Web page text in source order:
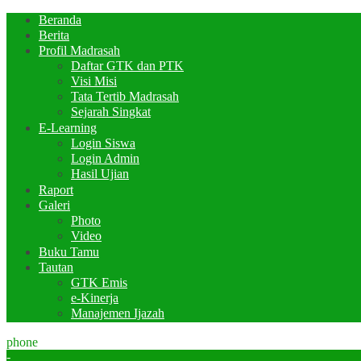
Beranda
Berita
Profil Madrasah
Daftar GTK dan PTK
Visi Misi
Tata Tertib Madrasah
Sejarah Singkat
E-Learning
Login Siswa
Login Admin
Hasil Ujian
Raport
Galeri
Photo
Video
Buku Tamu
Tautan
GTK Emis
e-Kinerja
Manajemen Ijazah
phone
-